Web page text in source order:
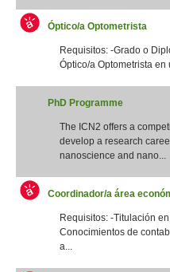
Óptico/a Optometrista
Requisitos: -Grado o
Óptico/a Optometrista
PhD Programme
The ICN2 offers a
develop a research
nanoscience and nano...
Coordinador/a área
Requisitos: -Titulación
Conocimientos de
a...